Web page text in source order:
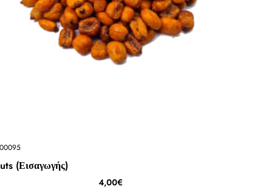
(Εισαγωγής)
4,00€